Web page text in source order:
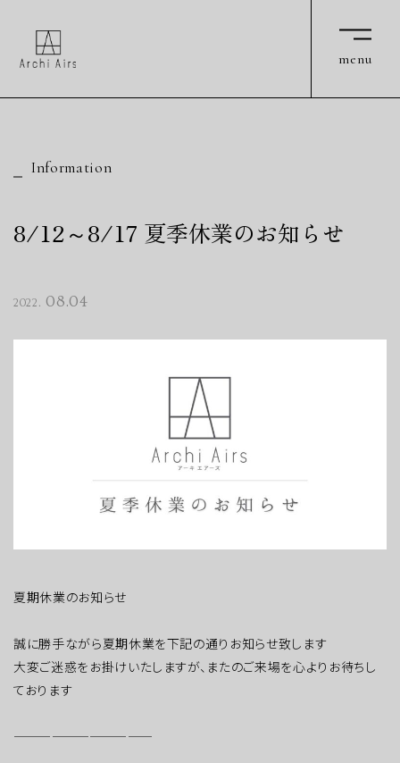
menu
menu
Information
8/12～8/17 夏季休業のお知らせ
2022. 08.04
夏期休業のお知らせ
誠に勝手ながら夏期休業を下記の通りお知らせ致します
大変ご迷惑をお掛けいたしますが、またのご来場を心よりお待ちし
ております
———————————